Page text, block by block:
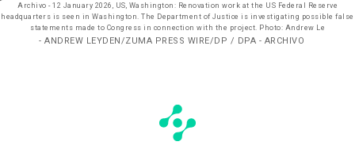
Archivo - 12 January 2026, US, Washington: Renovation work at the US Federal Reserve
headquarters is seen in Washington. The Department of Justice is investigating possible false
statements made to Congress in connection with the project. Photo: Andrew Le
- ANDREW LEYDEN/ZUMA PRESS WIRE/DP / DPA - ARCHIVO